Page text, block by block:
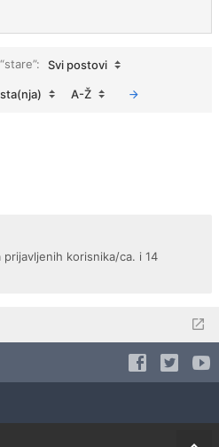
Svi postovi
A-Ž
korisnika/ca. i 14